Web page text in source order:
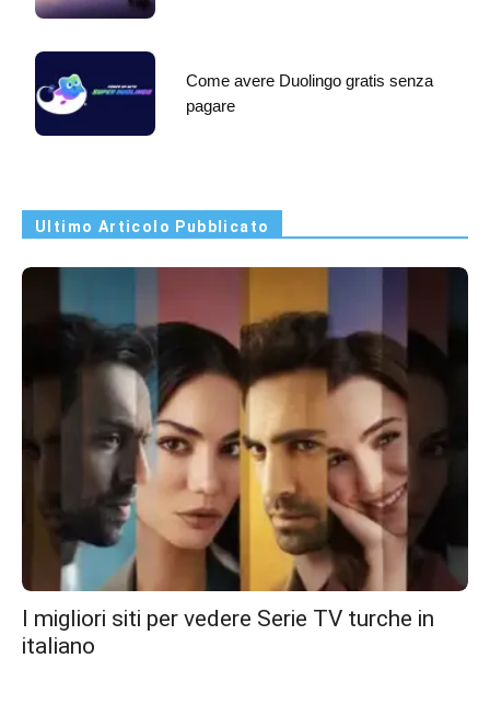
Come avere Duolingo gratis senza
pagare
Ultimo Articolo Pubblicato
I migliori siti per vedere Serie TV turche in
italiano